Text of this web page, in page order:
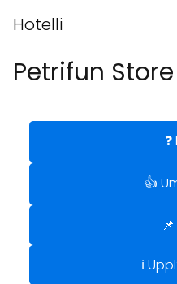
Hotelli
Petrifun
👍
ℹ️